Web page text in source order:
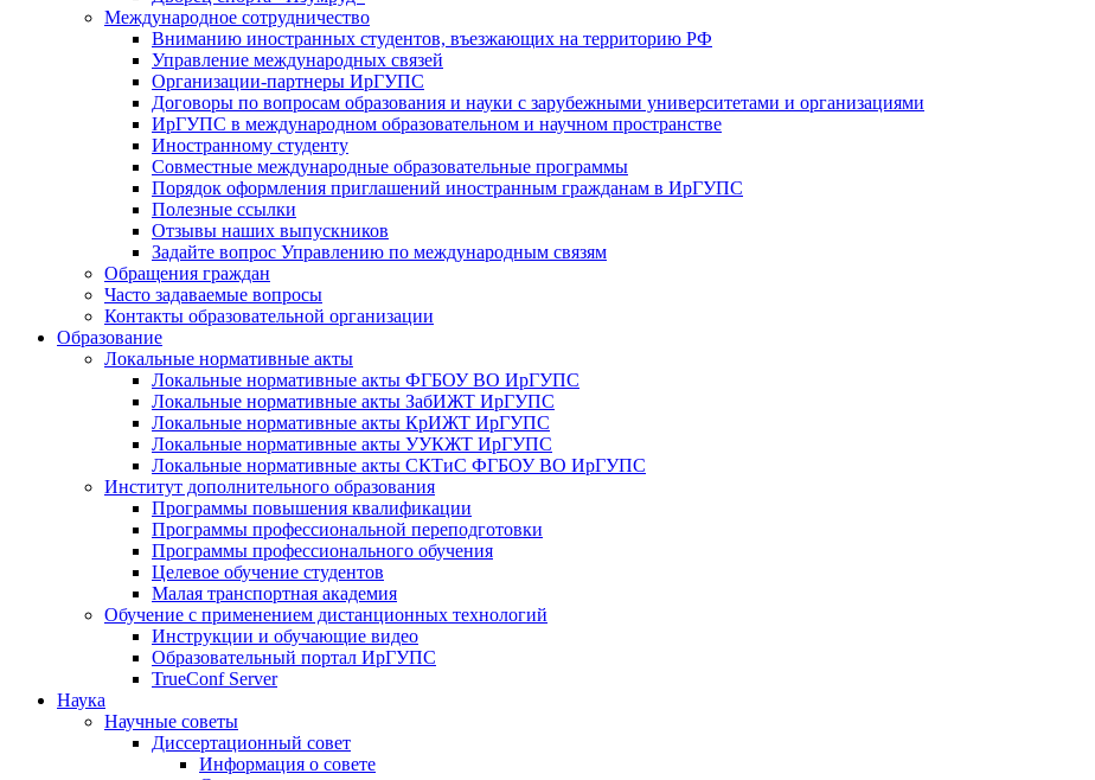
Международное сотрудничество
Вниманию иностранных студентов, въезжающих на территорию РФ
Управление международных связей
Организации-партнеры ИрГУПС
Договоры по вопросам образования и науки с зарубежными университетами и организациями
ИрГУПС в международном образовательном и научном пространстве
Иностранному студенту
Совместные международные образовательные программы
Порядок оформления приглашений иностранным гражданам в ИрГУПС
Полезные ссылки
Отзывы наших выпускников
Задайте вопрос Управлению по международным связям
Обращения граждан
Часто задаваемые вопросы
Контакты образовательной организации
Образование
Локальные нормативные акты
Локальные нормативные акты ФГБОУ ВО ИрГУПС
Локальные нормативные акты ЗабИЖТ ИрГУПС
Локальные нормативные акты КрИЖТ ИрГУПС
Локальные нормативные акты УУКЖТ ИрГУПС
Локальные нормативные акты СКТиС ФГБОУ ВО ИрГУПС
Институт дополнительного образования
Программы повышения квалификации
Программы профессиональной переподготовки
Программы профессионального обучения
Целевое обучение студентов
Малая транспортная академия
Обучение с применением дистанционных технологий
Инструкции и обучающие видео
Образовательный портал ИрГУПС
TrueConf Server
Наука
Научные советы
Диссертационный совет
Информация о совете